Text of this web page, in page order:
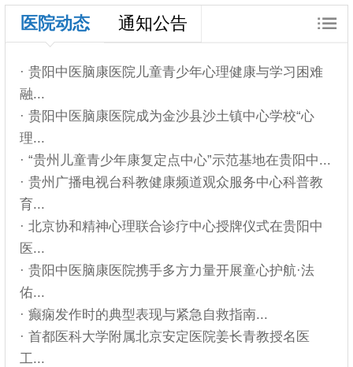
医院动态 通知公告
· 贵阳中医脑康医院儿童青少年心理健康与学习困难
融...
· 贵阳中医脑康医院成为金沙县沙土镇中心学校“心
理...
· “贵州儿童青少年康复定点中心”示范基地在贵阳中...
· 贵州广播电视台科教健康频道观众服务中心科普教
育...
· 北京协和精神心理联合诊疗中心授牌仪式在贵阳中
医...
· 贵阳中医脑康医院携手多方力量开展童心护航·法
佑...
· 癫痫发作时的典型表现与紧急自救指南...
· 首都医科大学附属北京安定医院姜长青教授名医
工...